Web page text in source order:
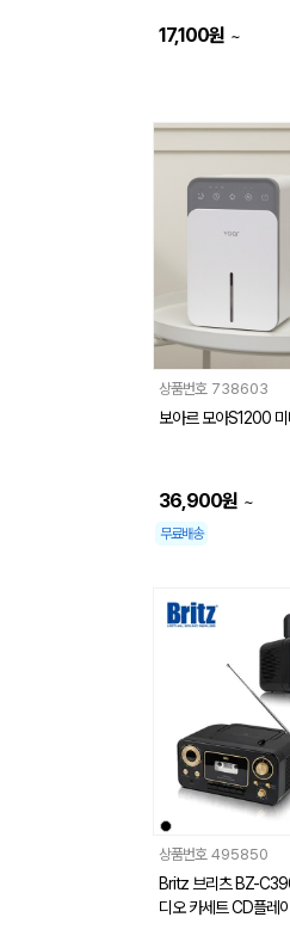
17,100원 ~
상품번호 738603
보아르 모아S1200 미
36,900원 ~
무료배송
상품번호 495850
Britz 브리츠 BZ-
디오 카세트 CD플레